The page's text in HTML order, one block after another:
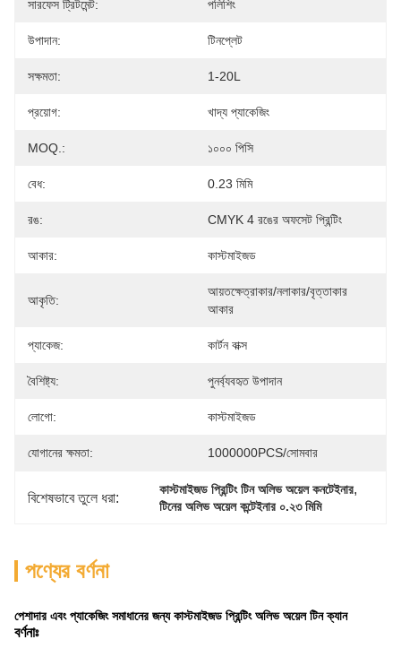
সারফেস ট্রিটমেন্ট: পলিশিং
উপাদান: টিনপ্লেট
সক্ষমতা: 1-20L
প্রয়োগ: খাদ্য প্যাকেজিং
MOQ.: ১০০০ পিসি
বেধ: 0.23 মিমি
রঙ: CMYK 4 রঙের অফসেট প্রিন্টিং
আকার: কাস্টমাইজড
আকৃতি:
আয়তক্ষেত্রাকার/নলাকার/বৃত্তাকার
আকার
প্যাকেজ: কার্টন বাক্স
বৈশিষ্ট্য: পুনর্ব্যবহৃত উপাদান
লোগো: কাস্টমাইজড
যোগানের ক্ষমতা: 1000000PCS/সোমবার
বিশেষভাবে তুলে ধরা: কাস্টমাইজড প্রিন্টিং টিন অলিভ অয়েল কনটেইনার,
টিনের অলিভ অয়েল কন্টেইনার ০.২৩ মিমি
পণ্যের বর্ণনা
পেশাদার এবং প্যাকেজিং সমাধানের জন্য কাস্টমাইজড প্রিন্টিং অলিভ অয়েল টিন ক্যান
বর্ণনাঃ